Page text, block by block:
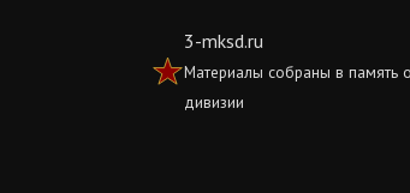
3-mksd.ru
Материалы собраны в память
дивизии